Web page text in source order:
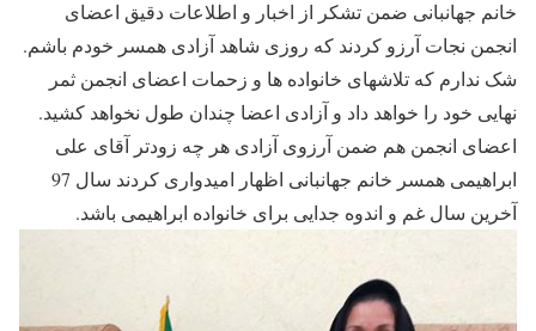
خانم جهانبانی ضمن تشکر از اخبار و اطلاعات دقیق اعضای
انجمن نجات آرزو کردند که روزی شاهد آزادی همسر خودم باشم.
شک ندارم که تلاشهای خانواده ها و زحمات اعضای انجمن ثمر
نهایی خود را خواهد داد و آزادی اعضا چندان طول نخواهد کشید.
اعضای انجمن هم ضمن آرزوی آزادی هر چه زودتر آقای علی
ابراهیمی همسر خانم جهانبانی اظهار امیدواری کردند سال 97
آخرین سال غم و اندوه جدایی برای خانواده ابراهیمی باشد.